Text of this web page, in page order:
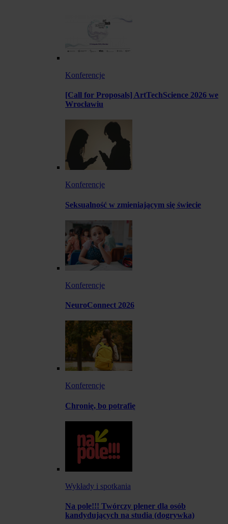
Konferencje
[Call for Proposals] ArtTechScience 2026 we
Wrocławiu
Konferencje
Seksualność w zmieniającym się świecie
Konferencje
NeuroConnect 2026
Konferencje
Chronię, bo potrafię
Wykłady i spotkania
Na pole!!! Twórczy plener dla osób
kandydujących na studia (dogrywka)